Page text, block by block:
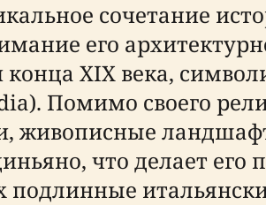
сочетание
его
XIX века,
Помимо своего
живописные
что делает